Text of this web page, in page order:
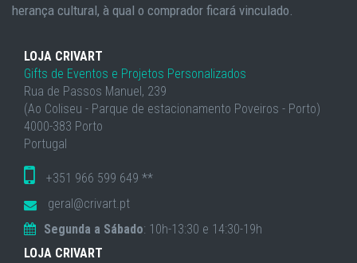
herança cultural, à qual o comprador ficará vinculado.
LOJA CRIVART
Gifts de Eventos e Projetos Personalizados
Rua de Passos Manuel, 239
(Ao Coliseu - Parque de estacionamento Poveiros - Porto)
4000-383 Porto
Portugal
+351 966 599 649 **
geral@crivart.pt
Segunda a Sábado: 10h-13:30 e 14:30-19h
LOJA CRIVART